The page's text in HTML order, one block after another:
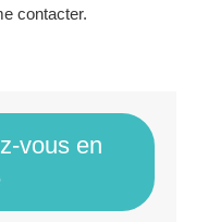
contacter.
vous en